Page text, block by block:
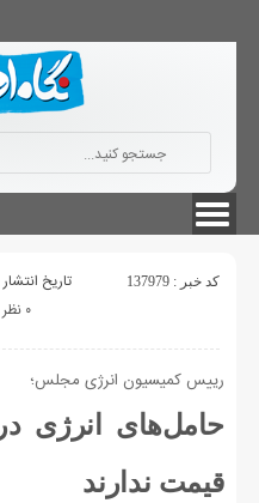
کد خبر : 137979
تاریخ انتشار :
۰ نظر
رییس کمیسیون انرژی مجلس؛
حامل‌های انرژی
قیمت ندارند